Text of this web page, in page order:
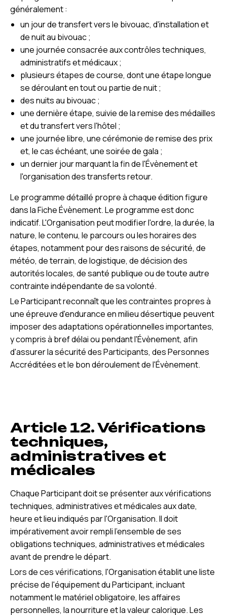
généralement :
un jour de transfert vers le bivouac, d'installation et
de nuit au bivouac ;
une journée consacrée aux contrôles techniques,
administratifs et médicaux ;
plusieurs étapes de course, dont une étape longue
se déroulant en tout ou partie de nuit ;
des nuits au bivouac ;
une dernière étape, suivie de la remise des médailles
et du transfert vers l'hôtel ;
une journée libre, une cérémonie de remise des prix
et, le cas échéant, une soirée de gala ;
un dernier jour marquant la fin de l'Évènement et
l'organisation des transferts retour.
Le programme détaillé propre à chaque édition figure
dans la Fiche Évènement. Le programme est donc
indicatif. L'Organisation peut modifier l'ordre, la durée, la
nature, le contenu, le parcours ou les horaires des
étapes, notamment pour des raisons de sécurité, de
météo, de terrain, de logistique, de décision des
autorités locales, de santé publique ou de toute autre
contrainte indépendante de sa volonté.
Le Participant reconnaît que les contraintes propres à
une épreuve d'endurance en milieu désertique peuvent
imposer des adaptations opérationnelles importantes,
y compris à bref délai ou pendant l'Évènement, afin
d'assurer la sécurité des Participants, des Personnes
Accréditées et le bon déroulement de l'Évènement.
Article 12. Vérifications
techniques,
administratives et
médicales
Chaque Participant doit se présenter aux vérifications
techniques, administratives et médicales aux date,
heure et lieu indiqués par l'Organisation. Il doit
impérativement avoir rempli l'ensemble de ses
obligations techniques, administratives et médicales
avant de prendre le départ.
Lors de ces vérifications, l'Organisation établit une liste
précise de l'équipement du Participant, incluant
notamment le matériel obligatoire, les affaires
personnelles, la nourriture et la valeur calorique. Les